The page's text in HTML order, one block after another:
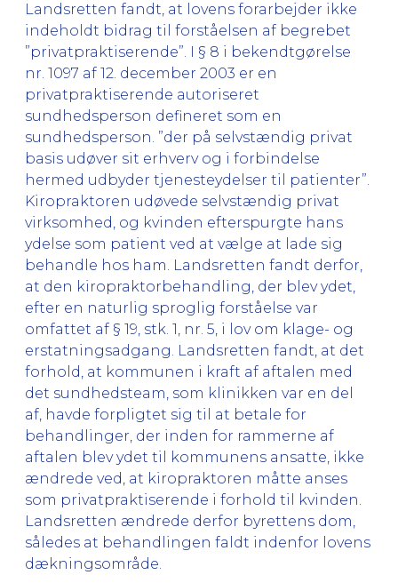
Landsretten fandt, at lovens forarbejder ikke
indeholdt bidrag til forståelsen af begrebet
”privatpraktiserende”. I § 8 i bekendtgørelse
nr. 1097 af 12. december 2003 er en
privatpraktiserende autoriseret
sundhedsperson defineret som en
sundhedsperson. ”der på selvstændig privat
basis udøver sit erhverv og i forbindelse
hermed udbyder tjenesteydelser til patienter”.
Kiropraktoren udøvede selvstændig privat
virksomhed, og kvinden efterspurgte hans
ydelse som patient ved at vælge at lade sig
behandle hos ham. Landsretten fandt derfor,
at den kiropraktorbehandling, der blev ydet,
efter en naturlig sproglig forståelse var
omfattet af § 19, stk. 1, nr. 5, i lov om klage- og
erstatningsadgang. Landsretten fandt, at det
forhold, at kommunen i kraft af aftalen med
det sundhedsteam, som klinikken var en del
af, havde forpligtet sig til at betale for
behandlinger, der inden for rammerne af
aftalen blev ydet til kommunens ansatte, ikke
ændrede ved, at kiropraktoren måtte anses
som privatpraktiserende i forhold til kvinden.
Landsretten ændrede derfor byrettens dom,
således at behandlingen faldt indenfor lovens
dækningsområde.